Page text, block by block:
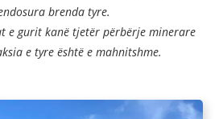
brenda tyre.
e gurit kanë tjetër përbërje minerare
e tyre është e mahnitshme.